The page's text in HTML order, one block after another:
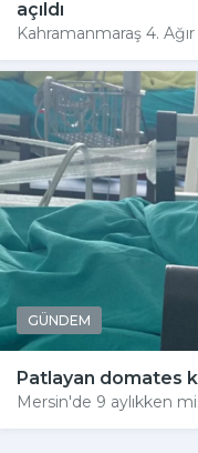
açıldı
Kahramanmaraş 4.
GÜNDEM
Patlayan domates
Mersin'de 9 aylıkken